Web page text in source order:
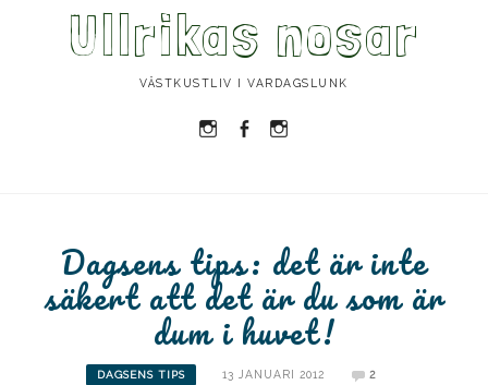
Ullrikas nosar
VÄSTKUSTLIV I VARDAGSLUNK
Instagram
Facebook
Dagsens tips: det är inte
säkert att det är du som är
dum i huvet!
DAGSENS TIPS 13 JANUARI 2012 2